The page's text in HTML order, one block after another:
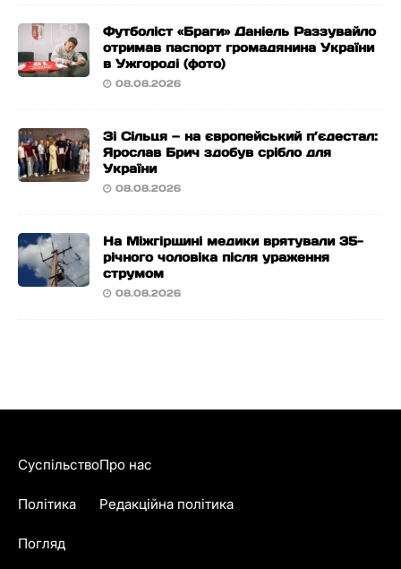
Футболіст «Браги» Даніель Раззувайло
отримав паспорт громадянина України
в Ужгороді (фото)
08.08.2026
Зі Сільця — на європейський п’єдестал:
Ярослав Брич здобув срібло для
України
08.08.2026
На Міжгірщині медики врятували 35-
річного чоловіка після ураження
струмом
08.08.2026
Суспільство
Політика
Погляд
Про нас
Редакційна політика